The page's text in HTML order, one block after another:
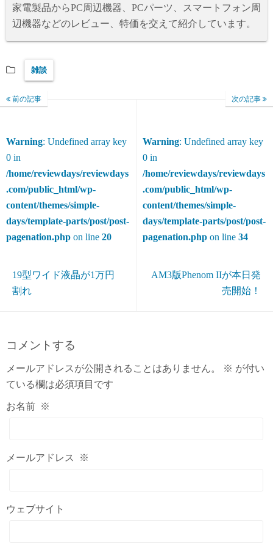
家電製品からPC周辺機器、PCパーツ、スマートフォン周
辺機器などのレビュー、特価を交えて紹介しています。
雑談
前の記事
Warning: Undefined array key
0 in
/home/reviewdays/reviewdays
.com/public_html/wp-
content/themes/simple-
days/template-parts/post/post-
pagenation.php on line 20
19型ワイド液晶が1万円
割れ
次の記事
Warning: Undefined array key
0 in
/home/reviewdays/reviewdays
.com/public_html/wp-
content/themes/simple-
days/template-parts/post/post-
pagenation.php on line 34
AM3版Phenom IIが本日発
売開始！
コメントする
メールアドレスが公開されることはありません。 ※ が付い
ている欄は必須項目です
お名前 ※
メールアドレス ※
ウェブサイト